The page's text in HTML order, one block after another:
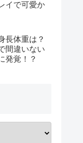
イで可愛か
長体重は？
間違いない
発覚！？